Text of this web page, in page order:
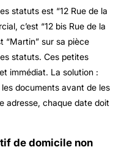
statuts est “12 Rue de la
c’est “12 bis Rue de la
“Martin” sur sa pièce
statuts. Ces petites
immédiat. La solution :
documents avant de les
adresse, chaque date doit
de domicile non